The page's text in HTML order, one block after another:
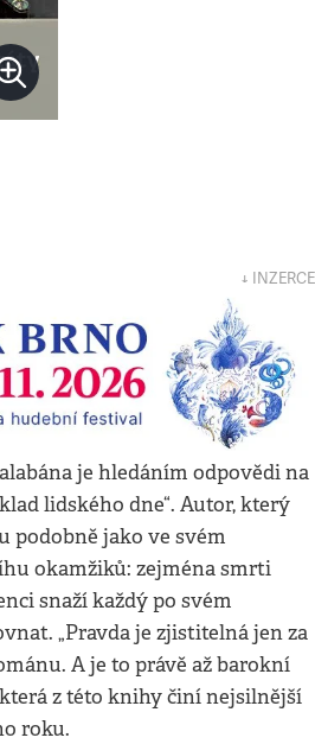
↓ INZERCE
je hledáním odpovědi na
lidského dne“. Autor, který
podobně jako ve svém
okamžiků: zejména smrti
snaží každý po svém
„Pravda je zjistitelná jen za
A je to právě až barokní
z této knihy činí nejsilnější
roku.